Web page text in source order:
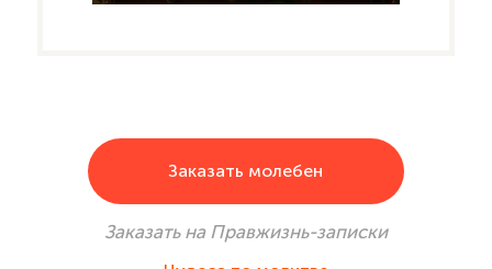
Заказать молебен
Заказать на Правжизнь-записки